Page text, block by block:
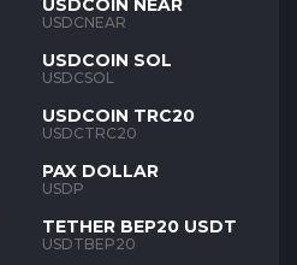
USDCOIN NEAR
USDCNEAR
USDCOIN SOL
USDCSOL
USDCOIN TRC20
USDCTRC20
PAX DOLLAR
USDP
TETHER BEP20 USDT
USDTBEP20